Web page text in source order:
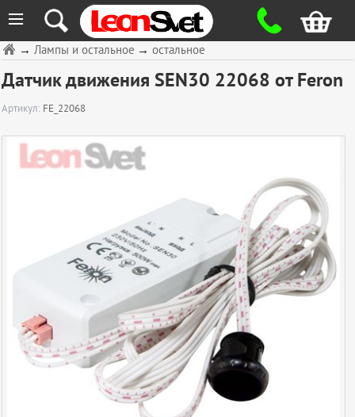
≡
→остальное
→Лампы и остальное
Датчик движения SEN30 22068 от Feron
Артикул: FE_22068